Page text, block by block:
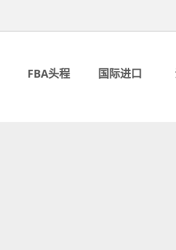
FBA头程 国际进口